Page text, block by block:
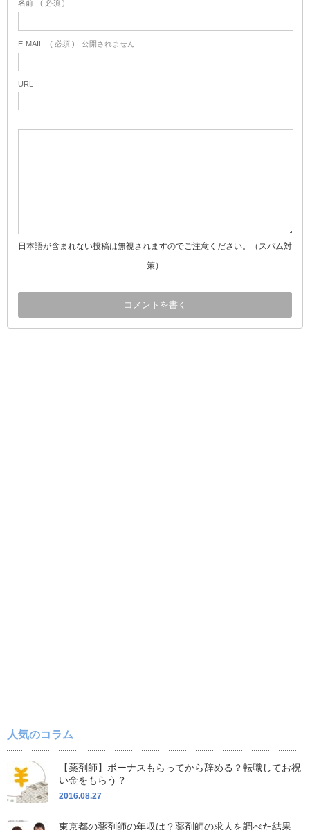
名前 ( 必須 )
E-MAIL ( 必須 ) - 公開されません -
URL
日本語が含まれない投稿は無視されますのでご注意ください。（スパム対
策）
人気のコラム
【薬剤師】ボーナスもらってから辞める？転職してお祝
い金をもらう？
2016.08.27
東京都の薬剤師の年収は？薬剤師の求人を調べた結果